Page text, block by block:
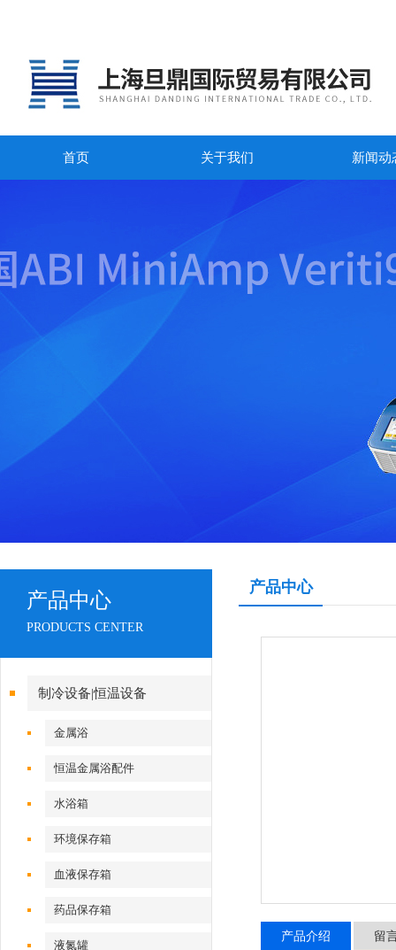
首页 关于我们 新闻动
产品中心
PRODUCTS CENTER
制冷设备|恒温设备
金属浴
恒温金属浴配件
水浴箱
环境保存箱
血液保存箱
药品保存箱
液氮罐
产品中心
产品介绍 留